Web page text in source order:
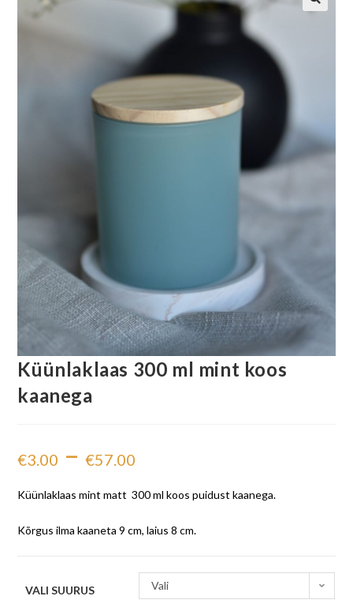
Küünlaklaas 300 ml mint koos
kaanega
€3.00 – €57.00
Küünlaklaas mint matt 300 ml koos puidust kaanega.
Kõrgus ilma kaaneta 9 cm, laius 8 cm.
VALI SUURUS Vali